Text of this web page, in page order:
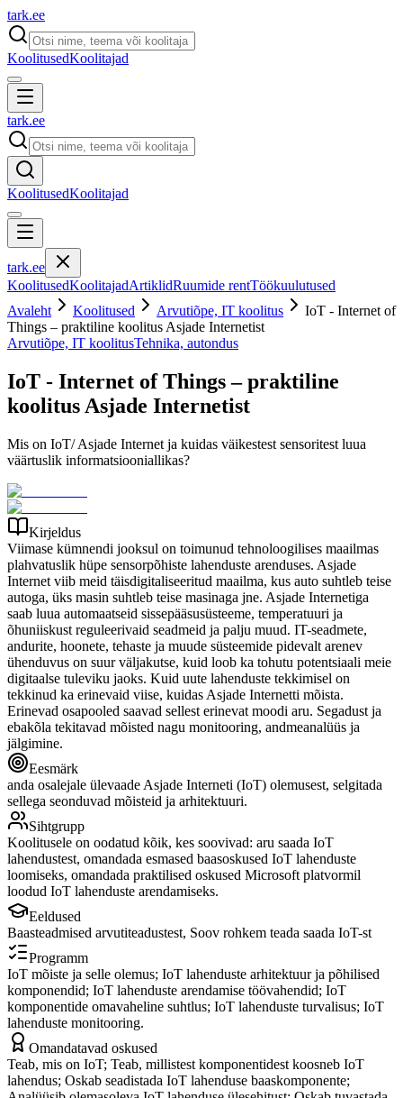
tark.ee
KoolitusedKoolitajad
tark.ee
KoolitusedKoolitajad
tark.ee
KoolitusedKoolitajadArtiklidRuumide rentTöökuulutused
Avaleht
Koolitused Arvutiõpe, IT koolitus
IoT - Internet of
Things – praktiline koolitus Asjade Internetist
Arvutiõpe, IT koolitusTehnika, autondus
IoT - Internet of Things – praktiline
koolitus Asjade Internetist
Mis on IoT/ Asjade Internet ja kuidas väikestest sensoritest luua
väärtuslik informatsiooniallikas?
Kirjeldus
Viimase kümnendi jooksul on toimunud tehnoloogilises maailmas
plahvatuslik hüpe sensorpõhiste lahenduste arenduses. Asjade
Internet viib meid täisdigitaliseeritud maailma, kus auto suhtleb teise
autoga, üks masin suhtleb teise masinaga jne. Asjade Internetiga
saab luua automaatseid sissepääsusüsteeme, temperatuuri ja
õhuniiskust reguleerivaid seadmeid ja palju muud. IT-seadmete,
andurite, hoonete, tehaste ja muude süsteemide pidevalt arenev
ühenduvus on suur väljakutse, kuid loob ka tohutu potentsiaali meie
digitaalse tuleviku jaoks. Kuid uute lahenduste tekkimisel on
tekkinud ka erinevaid viise, kuidas Asjade Internetti mõista.
Erinevad osapooled saavad sellest erinevat moodi aru. Segadust ja
ebakõla tekitavad mõisted nagu monitooring, andmeanalüüs ja
jälgimine.
Eesmärk
anda osalejale ülevaade Asjade Interneti (IoT) olemusest, selgitada
sellega seonduvad mõisteid ja arhitektuuri.
Sihtgrupp
Koolitusele on oodatud kõik, kes soovivad: aru saada IoT
lahendustest, omandada esmased baasoskused IoT lahenduste
loomiseks, omandada praktilised oskused Microsoft platvormil
loodud IoT lahenduste arendamiseks.
Eeldused
Baasteadmised arvutiteadustest, Soov rohkem teada saada IoT-st
Programm
IoT mõiste ja selle olemus; IoT lahenduste arhitektuur ja põhilised
komponendid; IoT lahenduste arendamise töövahendid; IoT
komponentide omavaheline suhtlus; IoT lahenduste turvalisus; IoT
lahenduste monitooring.
Omandatavad oskused
Teab, mis on IoT; Teab, millistest komponentidest koosneb IoT
lahendus; Oskab seadistada IoT lahenduse baaskomponente;